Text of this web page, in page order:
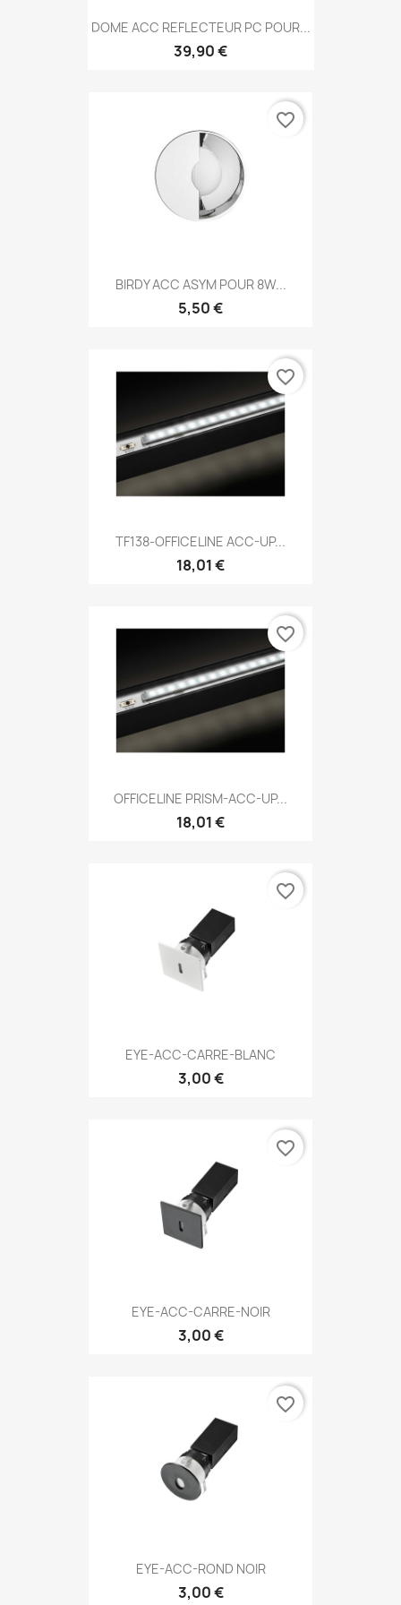
DOME ACC REFLECTEUR PC POUR...
39,90 €
BIRDY ACC ASYM POUR 8W...
5,50 €
favorite_border
TF138-OFFICELINE ACC-UP...
18,01 €
favorite_border
OFFICELINE PRISM-ACC-UP...
18,01 €
favorite_border
EYE-ACC-CARRE-BLANC
3,00 €
favorite_border
EYE-ACC-CARRE-NOIR
3,00 €
favorite_border
EYE-ACC-ROND NOIR
3,00 €
favorite_border